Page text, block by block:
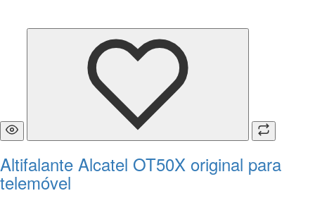
Altifalante Alcatel OT50X original para
telemóvel